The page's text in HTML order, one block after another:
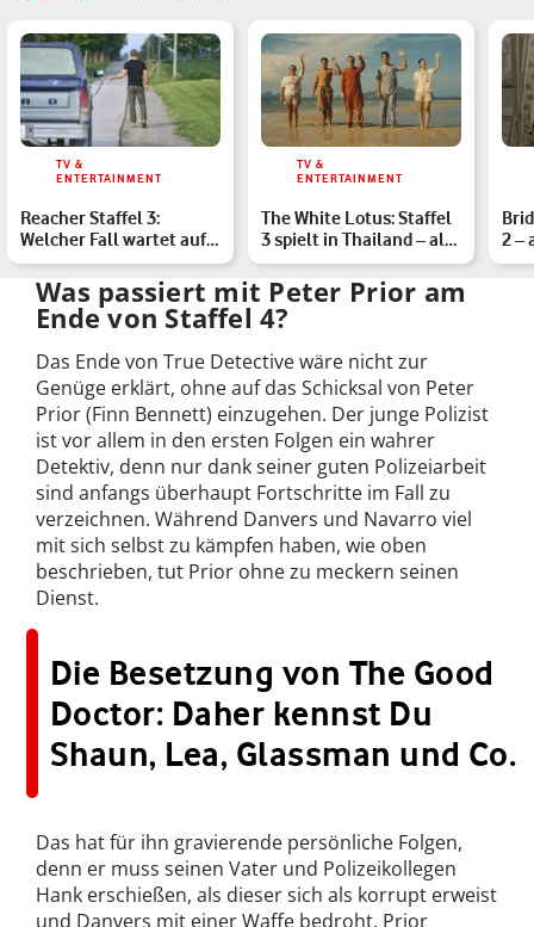
TV &
ENTERTAINMENT
Reacher Staffel 3:
Welcher Fall wartet auf
Jack in den neuen Folg…
TV &
ENTERTAINMENT
The White Lotus: Staffel
3 spielt in Thailand – alle
Infos
2 –
Was passiert mit Peter Prior am
Ende von Staffel 4?
Das Ende von True Detective wäre nicht zur
Genüge erklärt, ohne auf das Schicksal von Peter
Prior (Finn Bennett) einzugehen. Der junge Polizist
ist vor allem in den ersten Folgen ein wahrer
Detektiv, denn nur dank seiner guten Polizeiarbeit
sind anfangs überhaupt Fortschritte im Fall zu
verzeichnen. Während Danvers und Navarro viel
mit sich selbst zu kämpfen haben, wie oben
beschrieben, tut Prior ohne zu meckern seinen
Dienst.
Die Besetzung von The Good
Doctor: Daher kennst Du
Shaun, Lea, Glassman und Co.
Das hat für ihn gravierende persönliche Folgen,
denn er muss seinen Vater und Polizeikollegen
Hank erschießen, als dieser sich als korrupt erweist
und Danvers mit einer Waffe bedroht. Prior